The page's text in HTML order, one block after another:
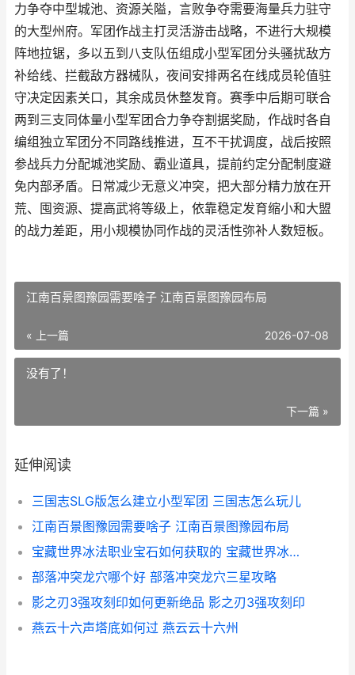
力争夺中型城池、资源关隘，言败争夺需要海量兵力驻守
的大型州府。军团作战主打灵活游击战略，不进行大规模
阵地拉锯，多以五到八支队伍组成小型军团分头骚扰敌方
补给线、拦截敌方器械队，夜间安排两名在线成员轮值驻
守决定因素关口，其余成员休整发育。赛季中后期可联合
两到三支同体量小型军团合力争夺割据奖励，作战时各自
编组独立军团分不同路线推进，互不干扰调度，战后按照
参战兵力分配城池奖励、霸业道具，提前约定分配制度避
免内部矛盾。日常减少无意义冲突，把大部分精力放在开
荒、囤资源、提高武将等级上，依靠稳定发育缩小和大盟
的战力差距，用小规模协同作战的灵活性弥补人数短板。
江南百景图豫园需要啥子 江南百景图豫园布局
« 上一篇 2026-07-08
没有了！
下一篇 »
延伸阅读
三国志SLG版怎么建立小型军团 三国志怎么玩儿
江南百景图豫园需要啥子 江南百景图豫园布局
宝藏世界冰法职业宝石如何获取的 宝藏世界冰法装备属性
部落冲突龙穴哪个好 部落冲突龙穴三星攻略
影之刃3强攻刻印如何更新绝品 影之刃3强攻刻印
燕云十六声塔底如何过 燕云云十六州